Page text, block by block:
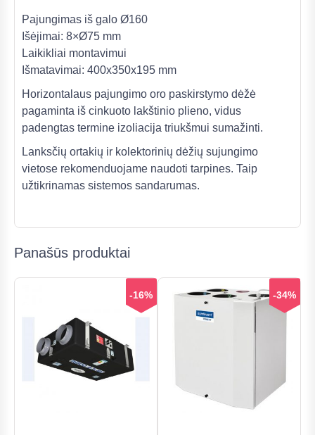
Pajungimas iš galo Ø160
Išėjimai: 8×Ø75 mm
Laikikliai montavimui
Išmatavimai: 400x350x195 mm
Horizontalaus pajungimo oro paskirstymo dėžė
pagaminta iš cinkuoto lakštinio plieno, vidus
padengtas termine izoliacija triukšmui sumažinti.
Lanksčių ortakių ir kolektorinių dėžių sujungimo
vietose rekomenduojame naudoti tarpines. Taip
užtikrinamas sistemos sandarumas.
Panašūs produktai
-16% -34%